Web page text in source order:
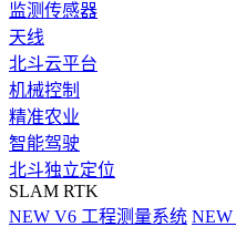
监测传感器
天线
北斗云平台
机械控制
精准农业
智能驾驶
北斗独立定位
SLAM RTK
NEW V6 工程测量系统 NEW